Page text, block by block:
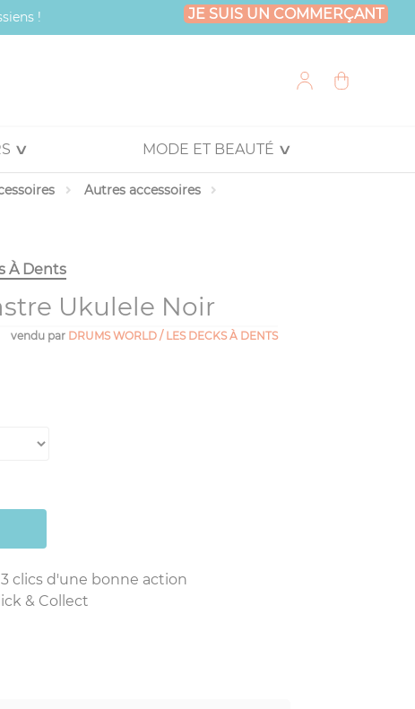
! JE SUIS UN COMMERÇANT
MODE ET BEAUTÉ
Autres accessoires
À Dents
Ukulele Noir
vendu par DRUMS WORLD / LES DECKS À DENTS
clics d'une bonne action
& Collect